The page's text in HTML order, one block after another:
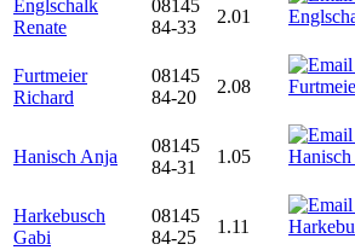
Englschalk
Renate
08145
84-33
2.01
Furtmeier
Richard
08145
84-20
2.08
Hanisch Anja
08145
84-31
1.05
Harkebusch
Gabi
08145
84-25
1.11